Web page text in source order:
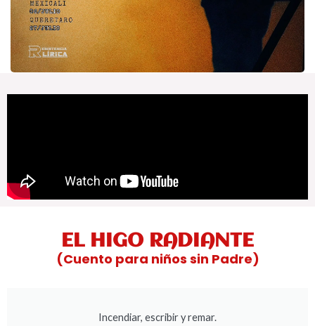
EL HIGO RADIANTE
(Cuento para niños sin Padre)
Incendiar, escribir y remar.